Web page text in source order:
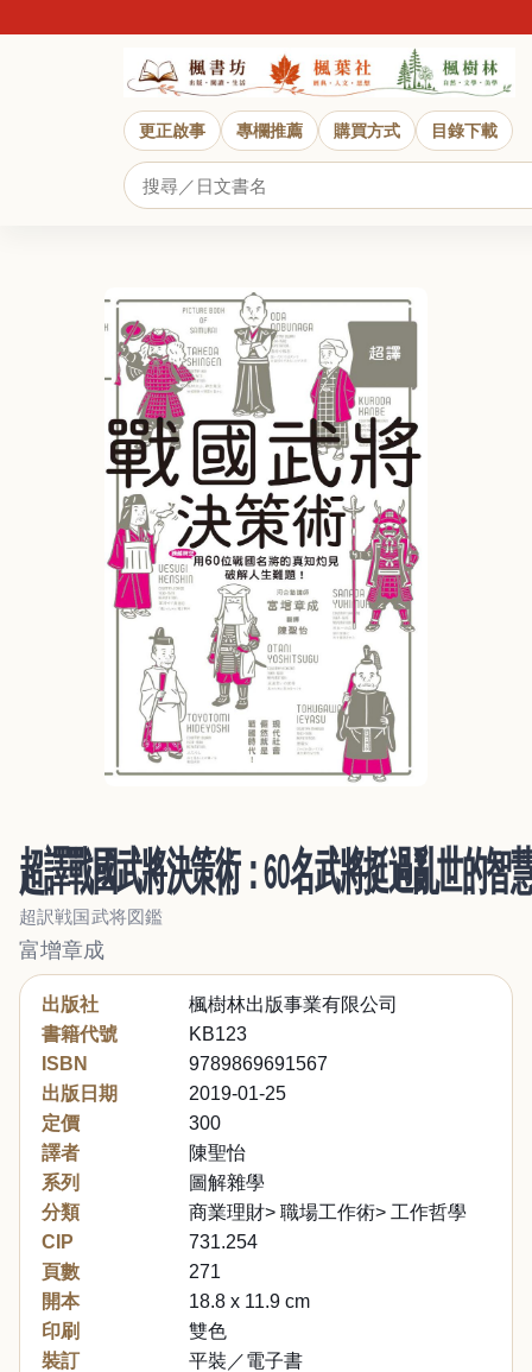
更正啟事 專欄推薦 購買方式 目錄下載
超譯戰國武將決策術：60名武將挺過亂世的
超訳戦国武将図鑑
富增章成
出版社
楓樹林出版事業有限公司
書籍代號
KB123
ISBN
9789869691567
出版日期
2019-01-25
定價
300
譯者
陳聖怡
系列
圖解雜學
分類
商業理財> 職場工作術> 工作哲學
CIP
731.254
頁數
271
開本
18.8 x 11.9 cm
印刷
雙色
裝訂
平裝／電子書